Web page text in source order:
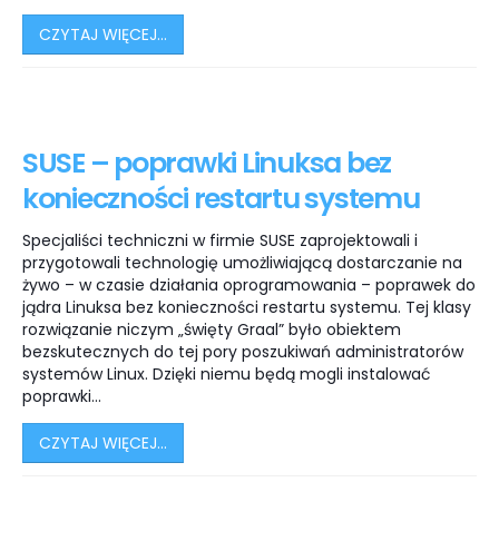
CZYTAJ WIĘCEJ...
SUSE – poprawki Linuksa bez
konieczności restartu systemu
Specjaliści techniczni w firmie SUSE zaprojektowali i
przygotowali technologię umożliwiającą dostarczanie na
żywo – w czasie działania oprogramowania – poprawek do
jądra Linuksa bez konieczności restartu systemu. Tej klasy
rozwiązanie niczym „święty Graal” było obiektem
bezskutecznych do tej pory poszukiwań administratorów
systemów Linux. Dzięki niemu będą mogli instalować
poprawki...
CZYTAJ WIĘCEJ...